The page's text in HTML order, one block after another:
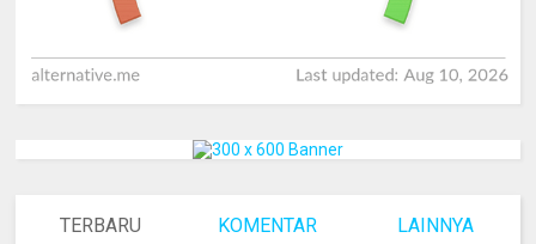
TERBARU KOMENTAR LAINNYA